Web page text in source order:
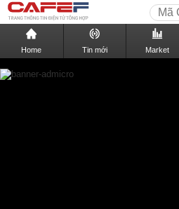
Home Tin mới Market